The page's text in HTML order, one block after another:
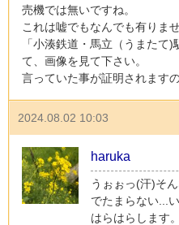
売機では無いですね。
これは嘘でもなんでも有りませ
「小湊鉄道・馬立（うまたて)
て、画像を見て下さい。
言っていた事が証明されま
2024.08.02 10:03
haruka
うぉぉっ(汗)そ
でたまらない...
はらはらします